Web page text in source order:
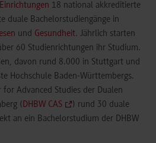
18 national akkreditierte
duale Bachelorstudiengänge in
und Gesundheit. Jährlich starten
60 Studienrichtungen ihr Studium.
davon rund 8.000 in Stuttgart und
Hochschule Baden-Württembergs.
for Advanced Studies der Dualen
(DHBW CAS
) rund 30 duale
an ein Bachelorstudium der DHBW